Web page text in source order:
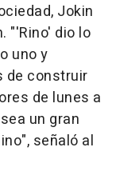
Jokin
"'Rino' dio lo
uno y
de construir
de lunes a
un gran
señaló al